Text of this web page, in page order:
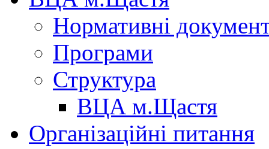
Нормативні
Програми
Структура
ВЦА м.Щастя
Організаційні питання